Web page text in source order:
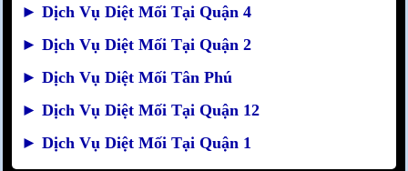
► Dịch Vụ Diệt Mối Tại Quận 4
► Dịch Vụ Diệt Mối Tại Quận 2
► Dịch Vụ Diệt Mối Tân Phú
► Dịch Vụ Diệt Mối Tại Quận 12
► Dịch Vụ Diệt Mối Tại Quận 1